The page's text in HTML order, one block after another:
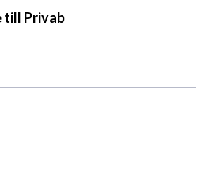
till Privab